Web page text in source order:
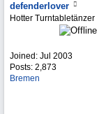
defenderlover
Hotter Turntabletänzer
Joined: Jul 2003
Posts: 2,873
Bremen